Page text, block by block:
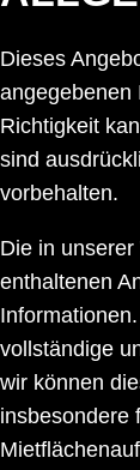
Dieses
angegebenen
Richtigkeit
sind
vorbehalten.
Die in
enthaltenen
vollständige
wir können
insbesondere